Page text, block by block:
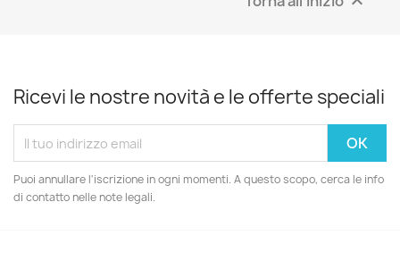
Ricevi le nostre novità e le offerte speciali
Puoi annullare l'iscrizione in ogni momenti. A questo scopo, cerca le info
di contatto nelle note legali.